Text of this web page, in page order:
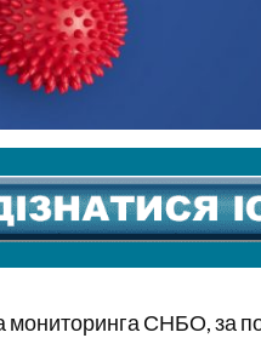
мониторинга СНБО, за